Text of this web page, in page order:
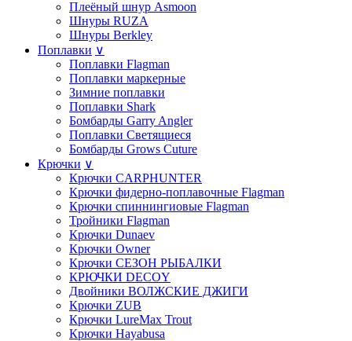
Плеёный шнур Asmoon
Шнуры RUZA
Шнуры Berkley
Поплавки ∨
Поплавки Flagman
Поплавки маркерные
Зимние поплавки
Поплавки Shark
Бомбарды Garry Angler
Поплавки Светящиеся
Бомбарды Grows Cuture
Крючки ∨
Крючки CARPHUNTER
Крючки фидерно-поплавочные Flagman
Крючки cпиннингиовые Flagman
Тройники Flagman
Крючки Dunaev
Крючки Owner
Крючки СЕЗОН РЫБАЛКИ
КРЮЧКИ DECOY
Двойники ВОЛЖСКИЕ ДЖИГИ
Крючки ZUB
Крючки LureMax Trout
Крючки Hayabusa